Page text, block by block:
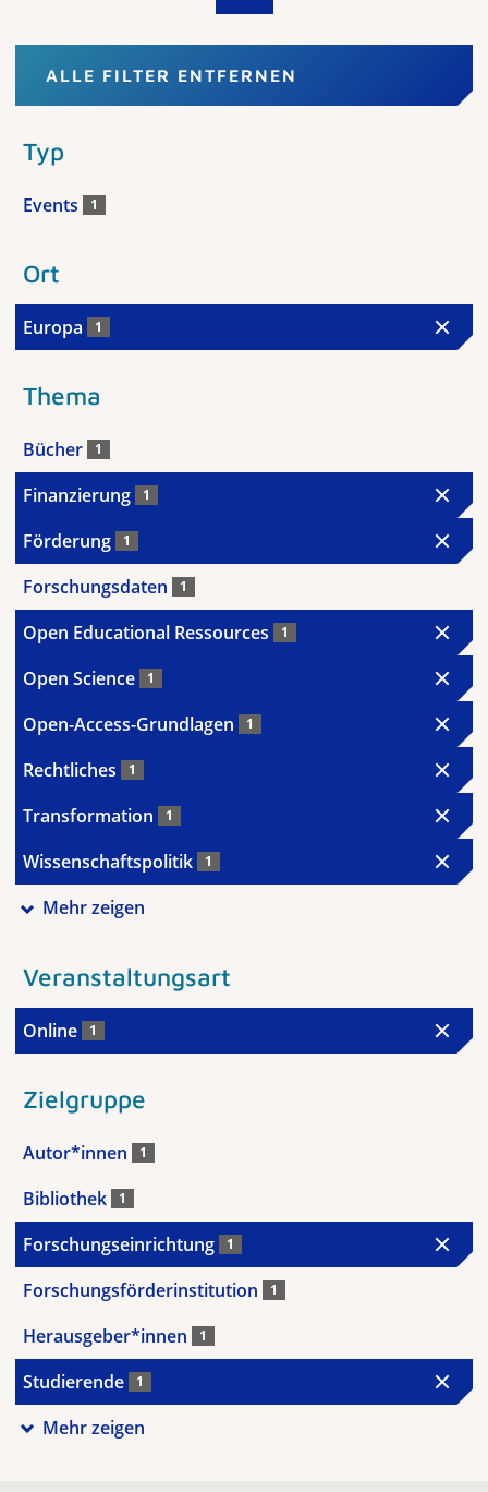
ALLE FILTER ENTFERNEN
Typ
Events 1
Ort
Europa 1
Thema
Bücher 1
Finanzierung 1
Förderung 1
Forschungsdaten 1
Open Educational Ressources 1
Open Science 1
Open-Access-Grundlagen 1
Rechtliches 1
Transformation 1
Wissenschaftspolitik 1
Mehr zeigen
Veranstaltungsart
Online 1
Zielgruppe
Autor*innen 1
Bibliothek 1
Forschungseinrichtung 1
Forschungsförderinstitution 1
Herausgeber*innen 1
Studierende 1
Mehr zeigen